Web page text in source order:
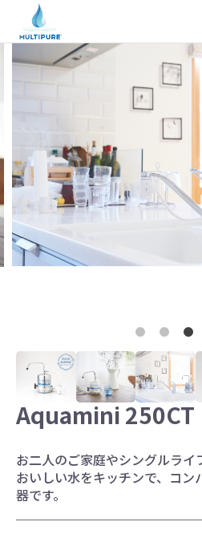
製品紹介
レンタルする
購入する
お水ブログ
新規会員登録
Aquamini 250CT
お二人のご家庭やシングルライ
おいしい水をキッチンで、コ
器です。